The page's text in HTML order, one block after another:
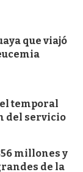
que viajó
temporal
del servicio
millones y
de la